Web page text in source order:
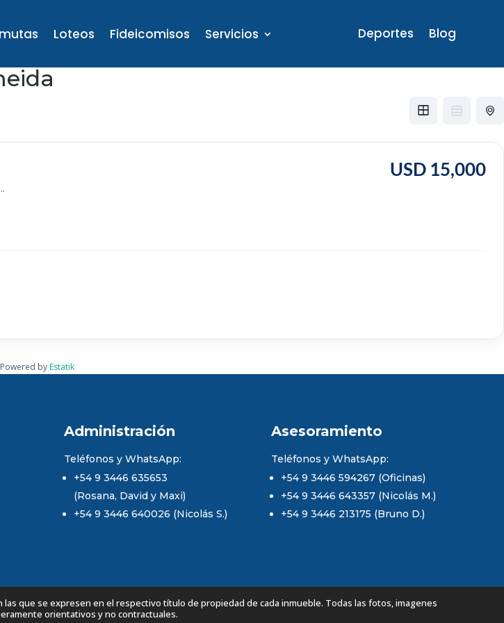
Loteos Fideicomisos Servicios Deportes Blog
USD 15,000
Powered by Estatik
Administración
Teléfonos y WhatsApp:
+54 9 3446 635653
(Rosana, David y Maxi)
+54 9 3446 640026 (Nicolás S.)
Asesoramiento
Teléfonos y WhatsApp:
+54 9 3446 594267 (Oficinas)
+54 9 3446 643357 (Nicolás M.)
+54 9 3446 213175 (Bruno D.)
que se expresen en el respectivo título de propiedad de cada inmueble. Todas las fotos, imagenes
orientativos y no contractuales.